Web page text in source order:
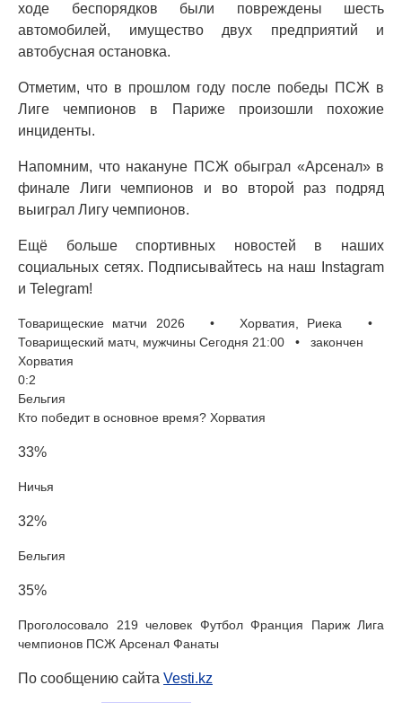
ходе беспорядков были повреждены шесть
автомобилей, имущество двух предприятий и
автобусная остановка.
Отметим, что в прошлом году после победы ПСЖ в
Лиге чемпионов в Париже произошли похожие
инциденты.
Напомним, что накануне ПСЖ обыграл «Арсенал» в
финале Лиги чемпионов и во второй раз подряд
выиграл Лигу чемпионов.
Ещё больше спортивных новостей в наших
социальных сетях. Подписывайтесь на наш Instagram
и Telegram!
Товарищеские матчи 2026 • Хорватия, Риека •
Товарищеский матч, мужчины Сегодня 21:00 • закончен
Хорватия
0:2
Бельгия
Кто победит в основное время? Хорватия
33%
Ничья
32%
Бельгия
35%
Проголосовало 219 человек Футбол Франция Париж Лига
чемпионов ПСЖ Арсенал Фанаты
По сообщению сайта Vesti.kz